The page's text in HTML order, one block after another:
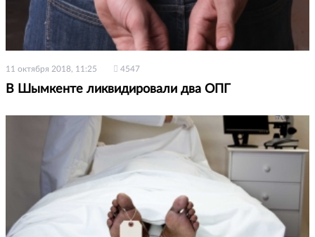
11 октября 2018, 11:25 4547
В Шымкенте ликвидировали два ОПГ